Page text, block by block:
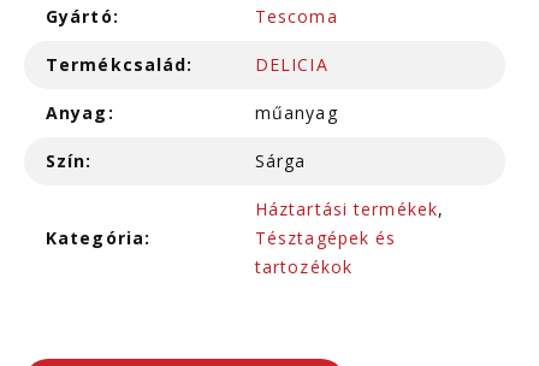
Gyártó: Tescoma
Termékcsalád: DELICIA
Anyag: műanyag
Szín: Sárga
Kategória:
Háztartási termékek,
Tésztagépek és
tartozékok